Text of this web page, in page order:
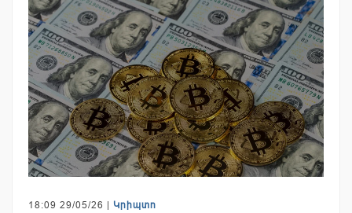
18:09 29/05/26 | Կրիպտո